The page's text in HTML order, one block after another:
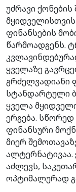
უძრავი
ფინანსების
წარმოადგენს.
ყველაზე
გრძელვადიანი
სტანდარტული
ყველა
ერგება. სწორედ
ფინანსური
მიერ
ალტერნატივაა.
აძლევს,
ოპტიმალურად